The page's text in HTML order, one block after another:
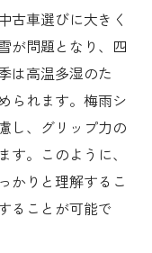
古車選びに大きく
が問題となり、四
は高温多湿のた
られます。梅雨シ
し、グリップ力の
。このように、
かりと理解するこ
ることが可能で